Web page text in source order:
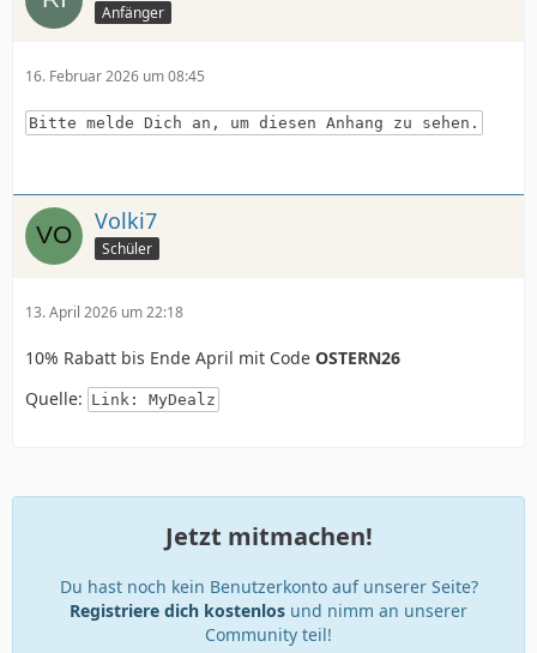
Anfänger
16. Februar 2026 um 08:45
Bitte melde Dich an, um diesen Anhang zu sehen.
Volki7
Schüler
13. April 2026 um 22:18
10% Rabatt bis Ende April mit Code OSTERN26
Quelle: Link: MyDealz
Jetzt mitmachen!
Du hast noch kein Benutzerkonto auf unserer Seite?
Registriere dich kostenlos und nimm an unserer
Community teil!